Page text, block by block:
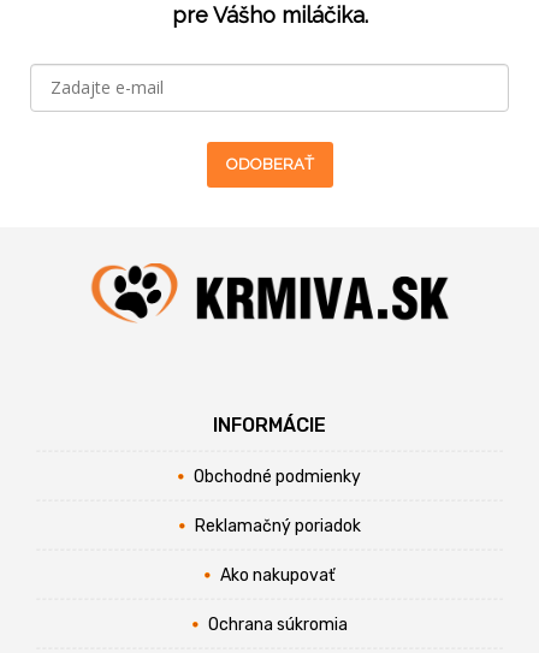
pre Vášho miláčika.
ODOBERAŤ
INFORMÁCIE
Obchodné podmienky
Reklamačný poriadok
Ako nakupovať
Ochrana súkromia